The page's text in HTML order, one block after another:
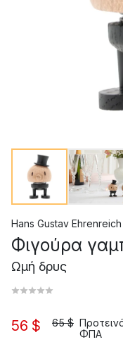
Hans Gustav Ehrenreich
Φιγούρα
Ωμή δρυς
56 $ 65 $
ΦΠΑ